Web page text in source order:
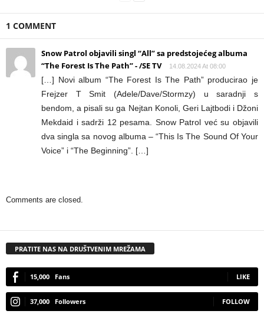
1 COMMENT
Snow Patrol objavili singl “All” sa predstojećeg albuma
“The Forest Is The Path” - /SE TV
14.08.2024 At 08:00
[…] Novi album “The Forest Is The Path” producirao je
Frejzer T Smit (Adele/Dave/Stormzy) u saradnji s
bendom, a pisali su ga Nejtan Konoli, Geri Lajtbodi i Džoni
Mekdaid i sadrži 12 pesama. Snow Patrol već su objavili
dva singla sa novog albuma – “This Is The Sound Of Your
Voice” i “The Beginning”. […]
Comments are closed.
PRATITE NAS NA DRUŠTVENIM MREŽAMA
15,000 Fans LIKE
37,000 Followers FOLLOW